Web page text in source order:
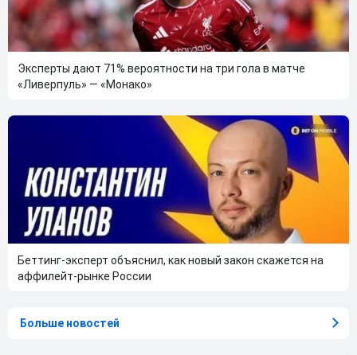
Эксперты дают 71% вероятности на три гола в матче
«Ливерпуль» — «Монако»
Беттинг-эксперт объяснил, как новый закон скажется на
аффилейт-рынке России
Больше новостей